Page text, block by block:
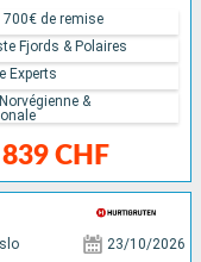
CHF
de remise
Fjords & Polaires
Experts
&
23/10/2026